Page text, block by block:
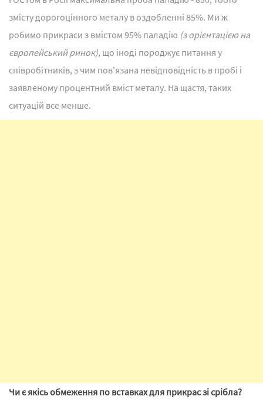
змісту дорогоцінного металу в оздобленні 85%. Ми ж
робимо прикраси з вмістом 95% паладію (з орієнтацією на
європейський ринок), що іноді породжує питання у
співробітників, з чим пов'язана невідповідність в пробі і
заявленому процентний вміст металу. На щастя, таких
ситуацій все менше.
Чи є якісь обмеження по вставках для прикрас зі срібла?